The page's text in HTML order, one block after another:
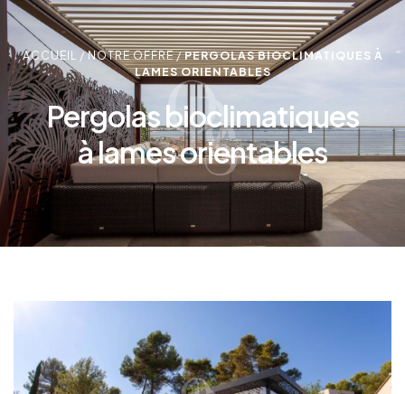
ACCUEIL /NOTRE OFFRE/PERGOLAS BIOCLIMATIQUES À
LAMES ORIENTABLES
Pergolas bioclimatiques
à lames orientables